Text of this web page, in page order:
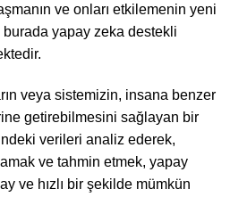
ve onları etkilemenin yeni
burada yapay zeka destekli
veya sistemizin, insana benzer
getirebilmesini sağlayan bir
verileri analiz ederek,
ve tahmin etmek, yapay
ve hızlı bir şekilde mümkün